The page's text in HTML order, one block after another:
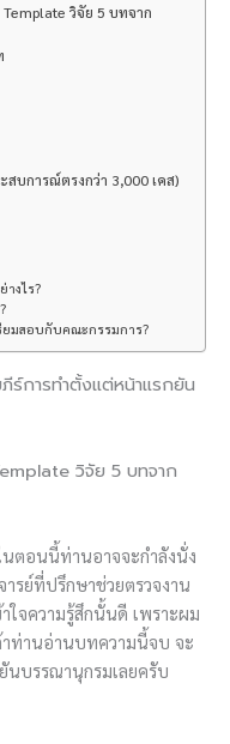
วิจัย 5 บทจาก
บการณ์ตรงกว่า 3,000 เคส)
งไร?
ยมสอบกับคณะกรรมการ?
การทำตั้งแต่หน้าแรกยัน
วิจัย 5 บทจาก
ตอนนี้ท่านอาจจะกำลังนั่ง
รย์ที่ปรึกษาช่วยตรวจงาน
จความรู้สึกนั้นดี เพราะผม
ท่านอ่านบทความนี้จบ จะ
นบรรณานุกรมเลยครับ